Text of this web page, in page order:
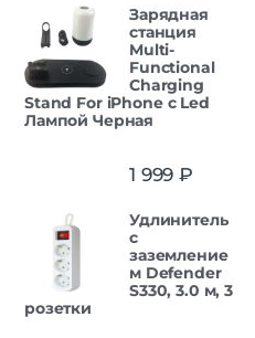
Зарядная
станция
Multi-
Functional
Charging
Stand For iPhone с Led
Лампой Черная
1 999 ₽
Удлинитель
с
заземление
м Defender
S330, 3.0 м, 3
розетки